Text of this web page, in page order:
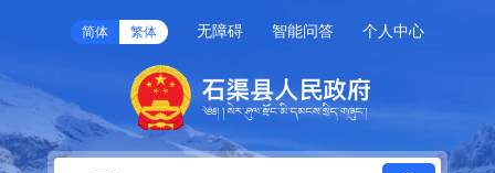
简体 繁体 无障碍 智能问答 个人中心